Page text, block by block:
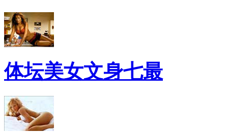
体坛美女文身七最